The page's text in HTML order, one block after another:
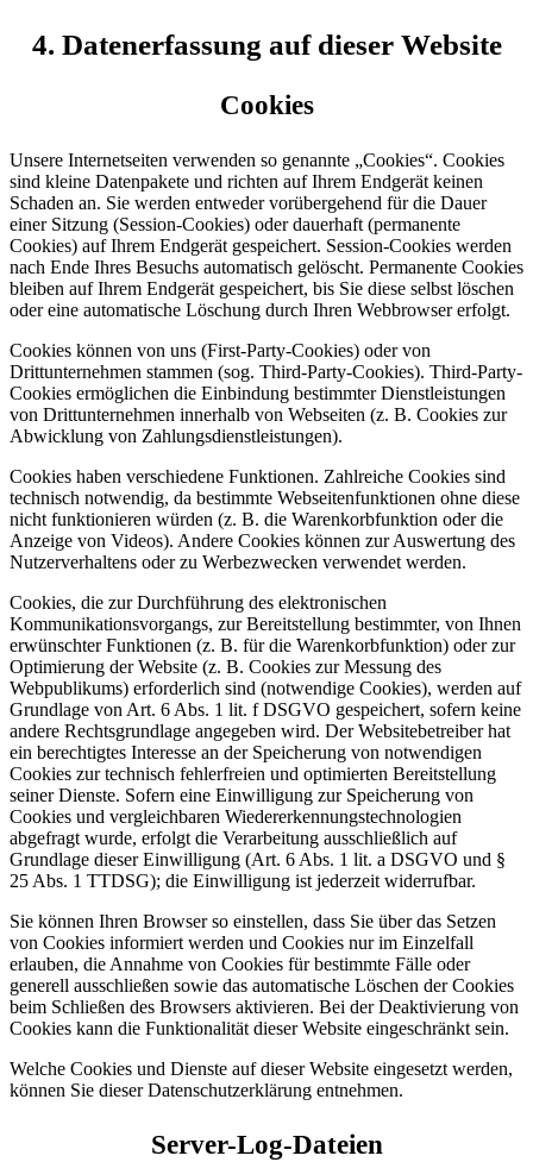
4. Datenerfassung auf dieser Website
Cookies
Unsere Internetseiten verwenden so genannte „Cookies“. Cookies
sind kleine Datenpakete und richten auf Ihrem Endgerät keinen
Schaden an. Sie werden entweder vorübergehend für die Dauer
einer Sitzung (Session-Cookies) oder dauerhaft (permanente
Cookies) auf Ihrem Endgerät gespeichert. Session-Cookies werden
nach Ende Ihres Besuchs automatisch gelöscht. Permanente Cookies
bleiben auf Ihrem Endgerät gespeichert, bis Sie diese selbst löschen
oder eine automatische Löschung durch Ihren Webbrowser erfolgt.
Cookies können von uns (First-Party-Cookies) oder von
Drittunternehmen stammen (sog. Third-Party-Cookies). Third-Party-
Cookies ermöglichen die Einbindung bestimmter Dienstleistungen
von Drittunternehmen innerhalb von Webseiten (z. B. Cookies zur
Abwicklung von Zahlungsdienstleistungen).
Cookies haben verschiedene Funktionen. Zahlreiche Cookies sind
technisch notwendig, da bestimmte Webseitenfunktionen ohne diese
nicht funktionieren würden (z. B. die Warenkorbfunktion oder die
Anzeige von Videos). Andere Cookies können zur Auswertung des
Nutzerverhaltens oder zu Werbezwecken verwendet werden.
Cookies, die zur Durchführung des elektronischen
Kommunikationsvorgangs, zur Bereitstellung bestimmter, von Ihnen
erwünschter Funktionen (z. B. für die Warenkorbfunktion) oder zur
Optimierung der Website (z. B. Cookies zur Messung des
Webpublikums) erforderlich sind (notwendige Cookies), werden auf
Grundlage von Art. 6 Abs. 1 lit. f DSGVO gespeichert, sofern keine
andere Rechtsgrundlage angegeben wird. Der Websitebetreiber hat
ein berechtigtes Interesse an der Speicherung von notwendigen
Cookies zur technisch fehlerfreien und optimierten Bereitstellung
seiner Dienste. Sofern eine Einwilligung zur Speicherung von
Cookies und vergleichbaren Wiedererkennungstechnologien
abgefragt wurde, erfolgt die Verarbeitung ausschließlich auf
Grundlage dieser Einwilligung (Art. 6 Abs. 1 lit. a DSGVO und §
25 Abs. 1 TTDSG); die Einwilligung ist jederzeit widerrufbar.
Sie können Ihren Browser so einstellen, dass Sie über das Setzen
von Cookies informiert werden und Cookies nur im Einzelfall
erlauben, die Annahme von Cookies für bestimmte Fälle oder
generell ausschließen sowie das automatische Löschen der Cookies
beim Schließen des Browsers aktivieren. Bei der Deaktivierung von
Cookies kann die Funktionalität dieser Website eingeschränkt sein.
Welche Cookies und Dienste auf dieser Website eingesetzt werden,
können Sie dieser Datenschutzerklärung entnehmen.
Server-Log-Dateien